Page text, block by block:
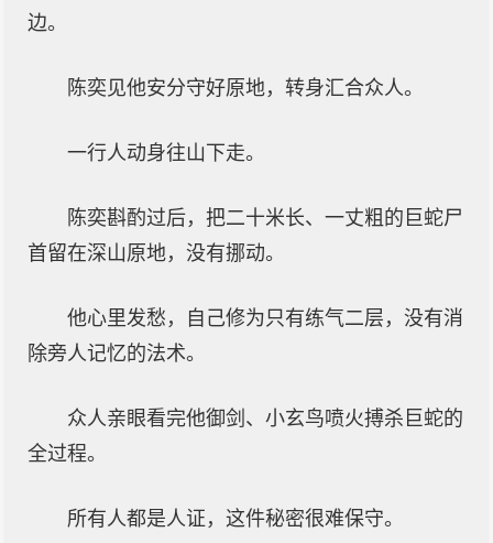
边。
陈奕见他安分守好原地，转身汇合众人。
一行人动身往山下走。
陈奕斟酌过后，把二十米长、一丈粗的巨蛇尸
首留在深山原地，没有挪动。
他心里发愁，自己修为只有练气二层，没有消
除旁人记忆的法术。
众人亲眼看完他御剑、小玄鸟喷火搏杀巨蛇的
全过程。
所有人都是人证，这件秘密很难保守。